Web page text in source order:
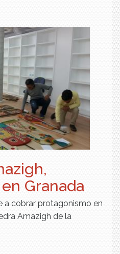
Granada
a cobrar protagonismo en
Amazigh de la